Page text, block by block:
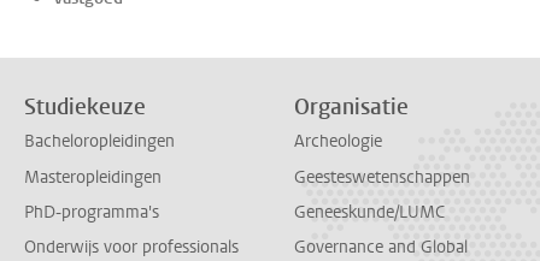
Studiekeuze
Bacheloropleidingen
Masteropleidingen
PhD-programma's
Onderwijs voor professionals
Organisatie
Archeologie
Geesteswetenschappen
Geneeskunde/LUMC
Governance and Global